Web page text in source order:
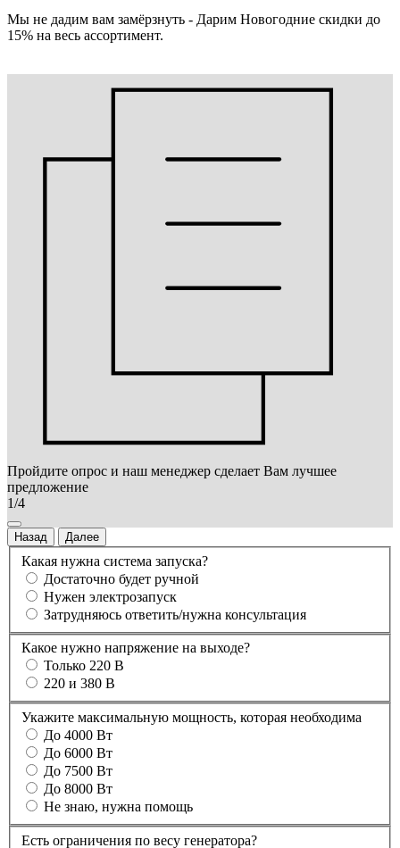
Мы не дадим вам замёрзнуть - Дарим Новогодние скидки до
15% на весь ассортимент.
Пройдите опрос и наш менеджер сделает Вам лучшее
предложение
1/4
Назад Далее
Какая нужна система запуска?
Достаточно будет ручной
Нужен электрозапуск
Затрудняюсь ответить/нужна консультация
Какое нужно напряжение на выходе?
Только 220 В
220 и 380 В
Укажите максимальную мощность, которая необходима
До 4000 Вт
До 6000 Вт
До 7500 Вт
До 8000 Вт
Не знаю, нужна помощь
Есть ограничения по весу генератора?